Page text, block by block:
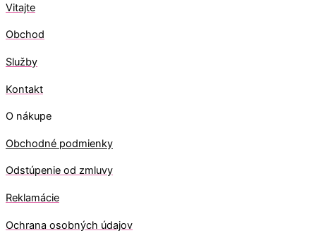
Vitajte
Obchod
Služby
Kontakt
O nákupe
Obchodné podmienky
Odstúpenie od zmluvy
Reklamácie
Ochrana osobných údajov